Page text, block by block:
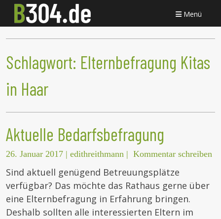
Menü
Schlagwort: Elternbefragung Kitas
in Haar
Aktuelle Bedarfsbefragung
26. Januar 2017 | edithreithmann | Kommentar schreiben
Sind aktuell genügend Betreuungsplätze
verfügbar? Das möchte das Rathaus gerne über
eine Elternbefragung in Erfahrung bringen.
Deshalb sollten alle interessierten Eltern im